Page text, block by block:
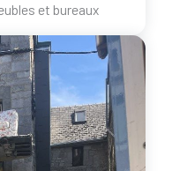
et bureaux